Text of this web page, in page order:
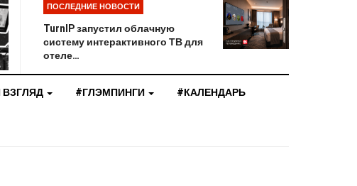
ПОСЛЕДНИЕ НОВОСТИ
TurnIP запустил облачную
систему интерактивного ТВ для
отеле…
#ГЛЭМПИНГИ #КАЛЕНДАРЬ